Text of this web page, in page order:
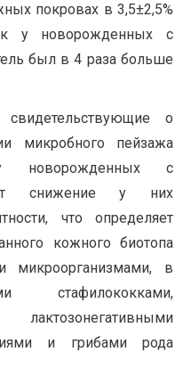
покровах в 3,5±2,5%
у новорожденных с
был в 4 раза больше
о
микробного пейзажа
новорожденных с
снижение у них
что определяет
кожного биотопа
микроорганизмами, в
стафилококками,
и грибами рода